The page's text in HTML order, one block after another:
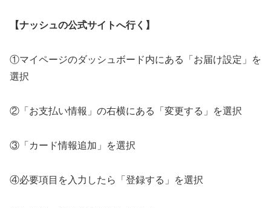
【ナッシュの公式サイトへ行く】
①マイページのダッシュボード内にある「お届け設定」を
選択
②「お支払い情報」の右横にある「変更する」を選択
③「カード情報追加」を選択
④必要項目を入力したら「登録する」を選択